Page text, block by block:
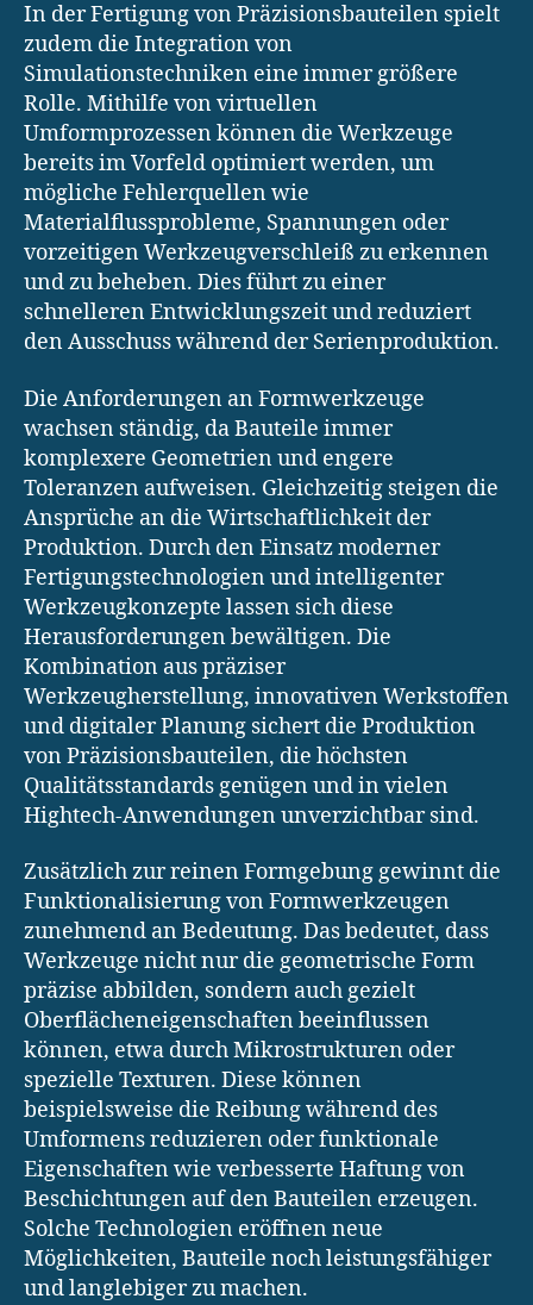
In der Fertigung von Präzisionsbauteilen spielt
zudem die Integration von
Simulationstechniken eine immer größere
Rolle. Mithilfe von virtuellen
Umformprozessen können die Werkzeuge
bereits im Vorfeld optimiert werden, um
mögliche Fehlerquellen wie
Materialflussprobleme, Spannungen oder
vorzeitigen Werkzeugverschleiß zu erkennen
und zu beheben. Dies führt zu einer
schnelleren Entwicklungszeit und reduziert
den Ausschuss während der Serienproduktion.
Die Anforderungen an Formwerkzeuge
wachsen ständig, da Bauteile immer
komplexere Geometrien und engere
Toleranzen aufweisen. Gleichzeitig steigen die
Ansprüche an die Wirtschaftlichkeit der
Produktion. Durch den Einsatz moderner
Fertigungstechnologien und intelligenter
Werkzeugkonzepte lassen sich diese
Herausforderungen bewältigen. Die
Kombination aus präziser
Werkzeugherstellung, innovativen Werkstoffen
und digitaler Planung sichert die Produktion
von Präzisionsbauteilen, die höchsten
Qualitätsstandards genügen und in vielen
Hightech-Anwendungen unverzichtbar sind.
Zusätzlich zur reinen Formgebung gewinnt die
Funktionalisierung von Formwerkzeugen
zunehmend an Bedeutung. Das bedeutet, dass
Werkzeuge nicht nur die geometrische Form
präzise abbilden, sondern auch gezielt
Oberflächeneigenschaften beeinflussen
können, etwa durch Mikrostrukturen oder
spezielle Texturen. Diese können
beispielsweise die Reibung während des
Umformens reduzieren oder funktionale
Eigenschaften wie verbesserte Haftung von
Beschichtungen auf den Bauteilen erzeugen.
Solche Technologien eröffnen neue
Möglichkeiten, Bauteile noch leistungsfähiger
und langlebiger zu machen.